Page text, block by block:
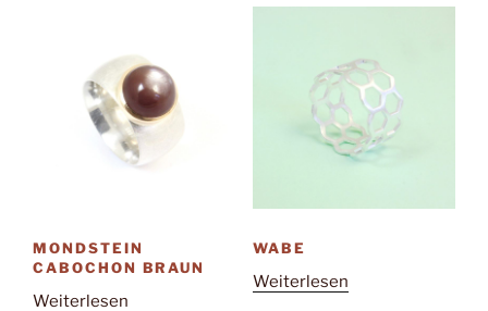
MONDSTEIN
CABOCHON BRAUN
Weiterlesen
WABE
Weiterlesen